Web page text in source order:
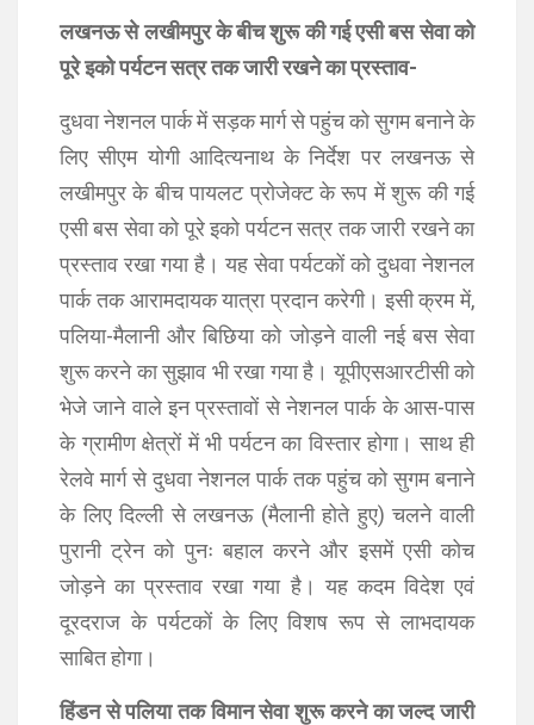
लखनऊ से लखीमपुर के बीच शुरू की गई एसी बस सेवा को
पूरे इको पर्यटन सत्र तक जारी रखने का प्रस्ताव-
दुधवा नेशनल पार्क में सड़क मार्ग से पहुंच को सुगम बनाने के
लिए सीएम योगी आदित्यनाथ के निर्देश पर लखनऊ से
लखीमपुर के बीच पायलट प्रोजेक्ट के रूप में शुरू की गई
एसी बस सेवा को पूरे इको पर्यटन सत्र तक जारी रखने का
प्रस्ताव रखा गया है। यह सेवा पर्यटकों को दुधवा नेशनल
पार्क तक आरामदायक यात्रा प्रदान करेगी। इसी क्रम में,
पलिया-मैलानी और बिछिया को जोड़ने वाली नई बस सेवा
शुरू करने का सुझाव भी रखा गया है। यूपीएसआरटीसी को
भेजे जाने वाले इन प्रस्तावों से नेशनल पार्क के आस-पास
के ग्रामीण क्षेत्रों में भी पर्यटन का विस्तार होगा। साथ ही
रेलवे मार्ग से दुधवा नेशनल पार्क तक पहुंच को सुगम बनाने
के लिए दिल्ली से लखनऊ (मैलानी होते हुए) चलने वाली
पुरानी ट्रेन को पुनः बहाल करने और इसमें एसी कोच
जोड़ने का प्रस्ताव रखा गया है। यह कदम विदेश एवं
दूरदराज के पर्यटकों के लिए विशष रूप से लाभदायक
साबित होगा।
हिंडन से पलिया तक विमान सेवा शुरू करने का जल्द जारी